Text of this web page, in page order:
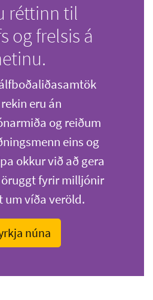
réttinn til
og frelsis á
eru án
og reiðum
eins og
okkur við að gera
fyrir milljónir
um víða veröld.
núna